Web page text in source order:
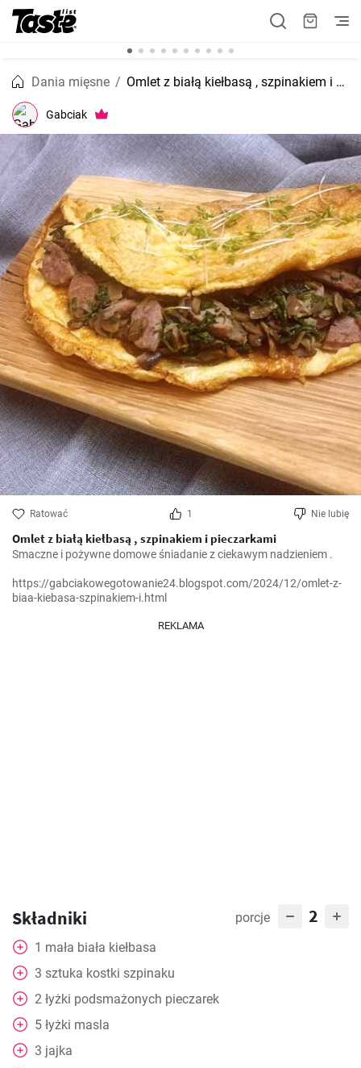
Dania mięsne Omlet z białą kiełbasą , szpinakiem i pieczarkami
Gabciak
Ratować 1 Nie lubię
Omlet z białą kiełbasą , szpinakiem i pieczarkami
Smaczne i pożywne domowe śniadanie z ciekawym nadzieniem .
https://gabciakowegotowanie24.blogspot.com/2024/12/omlet-z-
biaa-kiebasa-szpinakiem-i.html
REKLAMA
Składniki porcje 2
1 mała biała kiełbasa
3 sztuka kostki szpinaku
2 łyżki podsmażonych pieczarek
5 łyżki masla
3 jajka